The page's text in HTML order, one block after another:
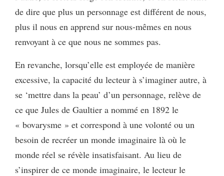
de dire que plus un personnage est différent de nous,
plus il nous en apprend sur nous-mêmes en nous
renvoyant à ce que nous ne sommes pas.
En revanche, lorsqu’elle est employée de manière
excessive, la capacité du lecteur à s’imaginer autre, à
se ‘mettre dans la peau’ d’un personnage, relève de
ce que Jules de Gaultier a nommé en 1892 le
« bovarysme » et correspond à une volonté ou un
besoin de recréer un monde imaginaire là où le
monde réel se révèle insatisfaisant. Au lieu de
s’inspirer de ce monde imaginaire, le lecteur le